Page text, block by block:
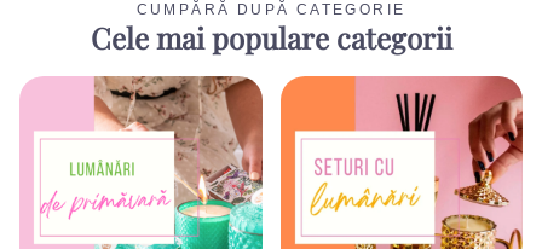
CUMPĂRĂ DUPĂ CATEGORIE
Cele mai populare categorii